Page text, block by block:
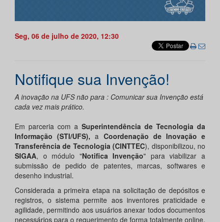
Seg, 06 de julho de 2020, 12:30
Notifique sua Invenção!
A inovação na UFS não para : Comunicar sua Invenção está
cada vez mais prático.
Em parceria com a Superintendência de Tecnologia da
Informação (STI/UFS), a Coordenação de Inovação e
Transferência de Tecnologia (CINTTEC), disponibilizou, no
SIGAA, o módulo "Notifica Invenção" para viabilizar a
submissão de pedido de patentes, marcas, softwares e
desenho industrial.
Considerada a primeira etapa na solicitação de depósitos e
registros, o sistema permite aos inventores praticidade e
agilidade, permitindo aos usuários anexar todos documentos
necessários para o requerimento de forma totalmente online,